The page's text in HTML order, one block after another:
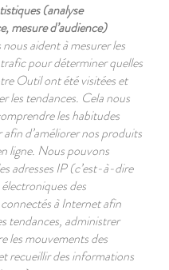
(analyse
mesure d’audience)
aident à mesurer les
pour déterminer quelles
Outil ont été visitées et
les tendances. Cela nous
les habitudes
afin d’améliorer nos produits
ligne. Nous pouvons
adresses IP (c’est-à-dire
électroniques des
à Internet afin
tendances, administrer
les mouvements des
recueillir des informations